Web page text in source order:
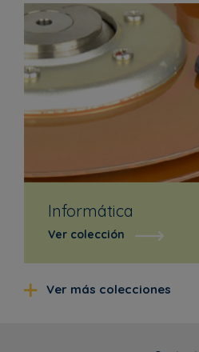
Informática
Ver colección
Ver más colecciones